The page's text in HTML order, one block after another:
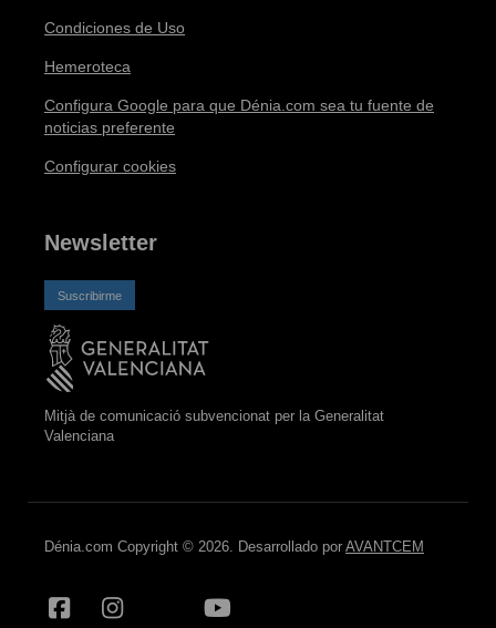
Condiciones de Uso
Hemeroteca
Configura Google para que Dénia.com sea tu fuente de
noticias preferente
Configurar cookies
Newsletter
Suscribirme
Mitjà de comunicació subvencionat per la Generalitat
Valenciana
Dénia.com Copyright © 2026. Desarrollado por AVANTCEM